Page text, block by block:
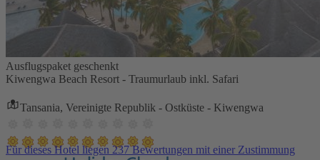
Ausflugspaket geschenkt
Kiwengwa Beach Resort - Traumurlaub inkl. Safari
Tansania, Vereinigte Republik - Ostküste - Kiwengwa
Für dieses Hotel liegen 237 Bewertungen mit einer Zustimmung